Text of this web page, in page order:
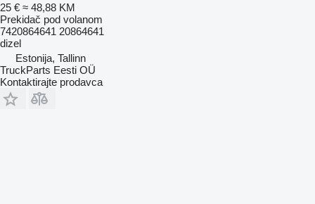
25 € ≈ 48,88 KM
Prekidač pod volanom
7420864641 20864641
dizel
Estonija, Tallinn
TruckParts Eesti OÜ
Kontaktirajte prodavca